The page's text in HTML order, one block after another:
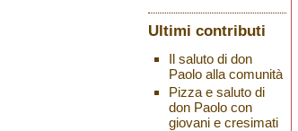
Ultimi contributi
Il saluto di don
Paolo alla comunità
Pizza e saluto di
don Paolo con
giovani e cresimati